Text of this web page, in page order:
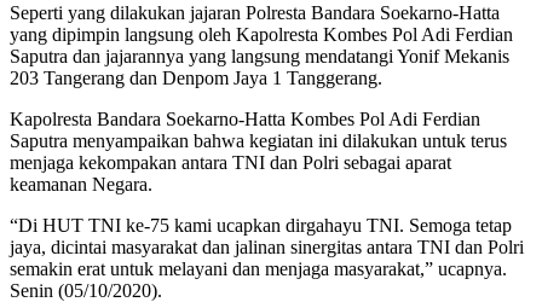
Seperti yang dilakukan jajaran Polresta Bandara Soekarno-Hatta
yang dipimpin langsung oleh Kapolresta Kombes Pol Adi Ferdian
Saputra dan jajarannya yang langsung mendatangi Yonif Mekanis
203 Tangerang dan Denpom Jaya 1 Tanggerang.
Kapolresta Bandara Soekarno-Hatta Kombes Pol Adi Ferdian
Saputra menyampaikan bahwa kegiatan ini dilakukan untuk terus
menjaga kekompakan antara TNI dan Polri sebagai aparat
keamanan Negara.
“Di HUT TNI ke-75 kami ucapkan dirgahayu TNI. Semoga tetap
jaya, dicintai masyarakat dan jalinan sinergitas antara TNI dan Polri
semakin erat untuk melayani dan menjaga masyarakat,” ucapnya.
Senin (05/10/2020).